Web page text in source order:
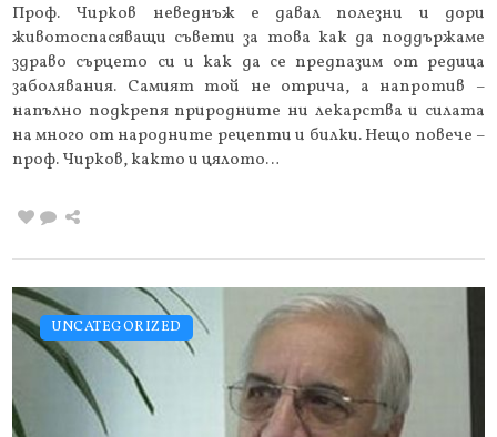
Проф. Чирков неведнъж е давал полезни и дори
животоспасяващи съвети за това как да поддържаме
здраво сърцето си и как да се предпазим от редица
заболявания. Самият той не отрича, а напротив –
напълно подкрепя природните ни лекарства и силата
на много от народните рецепти и билки. Нещо повече –
проф. Чирков, както и цялото…
UNCATEGORIZED